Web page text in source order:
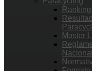
Master
Nacional